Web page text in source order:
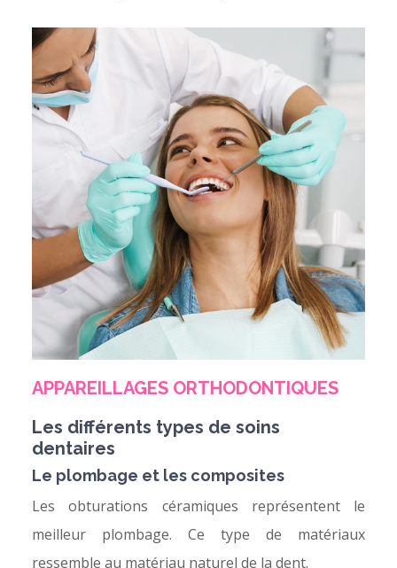
APPAREILLAGES ORTHODONTIQUES
Les différents types de soins
dentaires
Le plombage et les composites
Les obturations céramiques représentent le
meilleur plombage. Ce type de matériaux
ressemble au matériau naturel de la dent.